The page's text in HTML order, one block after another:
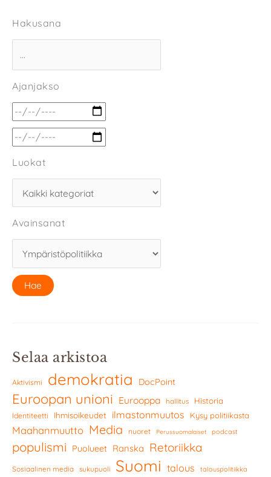
Hakusana
Ajanjakso
Luokat
Avainsanat
Selaa arkistoa
Aktivismi demokratia DocPoint
Euroopan unioni Eurooppa hallitus Historia
Identiteetti Ihmisoikeudet ilmastonmuutos Kysy politiikasta
Maahanmuutto Media nuoret Perussuomalaiset podcast
populismi Puolueet Ranska Retoriikka
Sosiaalinen media sukupuoli Suomi talous talouspolitiikka